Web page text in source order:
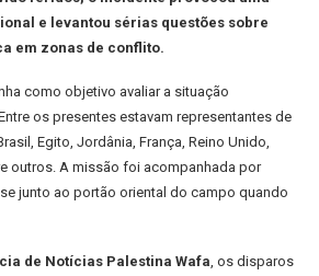
e levantou sérias questões sobre
em zonas de conflito.
como objetivo avaliar a situação
os presentes estavam representantes de
Egito, Jordânia, França, Reino Unido,
outros. A missão foi acompanhada por
junto ao portão oriental do campo quando
de Notícias Palestina Wafa , os disparos